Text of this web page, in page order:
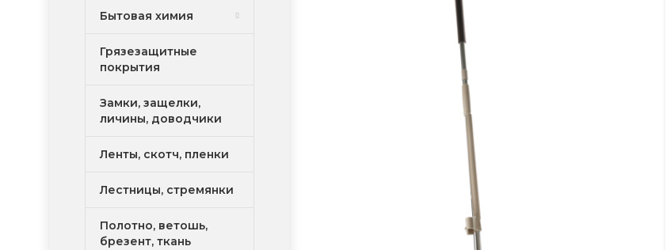
Бытовая химия
Грязезащитные
покрытия
Замки, защелки,
личины, доводчики
Ленты, скотч, пленки
Лестницы, стремянки
Полотно, ветошь,
брезент, ткань